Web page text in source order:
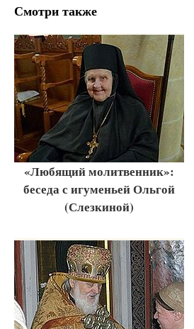
Смотри также
«Любящий молитвенник»:
беседа с игуменьей Ольгой
(Слезкиной)